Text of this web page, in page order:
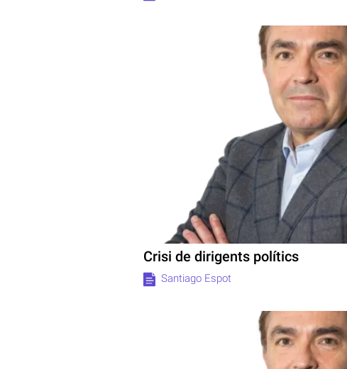
Crisi de dirigents polítics
Santiago Espot